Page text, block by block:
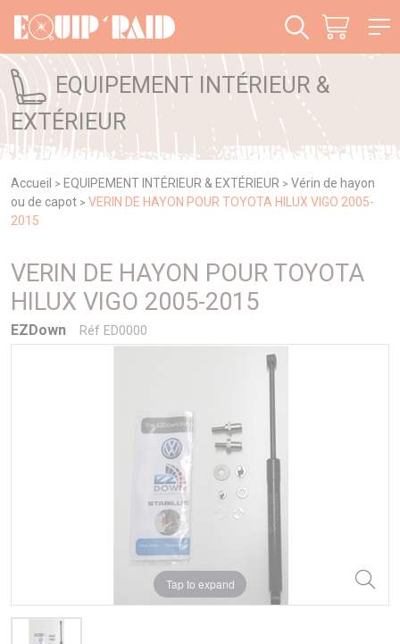
EQUIPEMENT INTÉRIEUR &
EXTÉRIEUR
Accueil > EQUIPEMENT INTÉRIEUR & EXTÉRIEUR > Vérin de hayon
ou de capot > VERIN DE HAYON POUR TOYOTA HILUX VIGO 2005-
2015
VERIN DE HAYON POUR TOYOTA
HILUX VIGO 2005-2015
EZDown Réf ED0000
Tap to expand
Panneau de gestion des cookies